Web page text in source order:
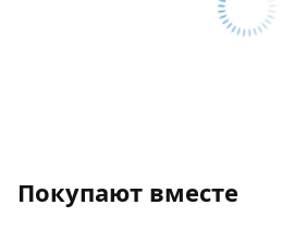
Покупают вместе